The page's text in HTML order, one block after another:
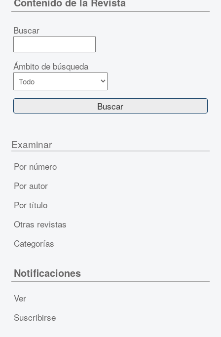
Buscar
Ámbito de búsqueda
Examinar
Por número
Por autor
Por título
Otras revistas
Categorías
Notificaciones
Ver
Suscribirse